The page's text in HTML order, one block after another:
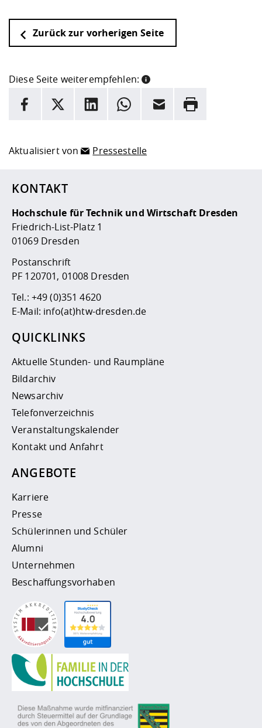
Zurück zur vorherigen Seite
Diese Seite weiterempfehlen:
INFORMATION
Hier stehen weitere Informationen und ein Link zur
Facebook
X LinkedInWhatsappE-Mail Drucken
Aktualisiert von Pressestelle
KONTAKT
Hochschule für Technik und Wirtschaft Dresden
Friedrich-List-Platz 1
01069 Dresden
Postanschrift
PF 120701, 01008 Dresden
Tel.: +49 (0)351 4620
E-Mail: info(at)htw-dresden.de
QUICKLINKS
Aktuelle Stunden- und Raumpläne
Bildarchiv
Newsarchiv
Telefonverzeichnis
Veranstaltungskalender
Kontakt und Anfahrt
ANGEBOTE
Karriere
Presse
Schülerinnen und Schüler
Alumni
Unternehmen
Beschaffungsvorhaben